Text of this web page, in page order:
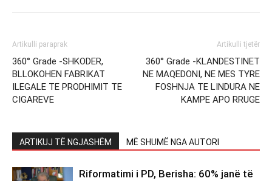
Artikulli paraprak
360° Grade -SHKODER,
BLLOKOHEN FABRIKAT
ILEGALE TE PRODHIMIT TE
CIGAREVE
Artikulli tjetër
360° Grade -KLANDESTINET
NE MAQEDONI, NE MES TYRE
FOSHNJA TE LINDURA NE
KAMPE APO RRUGE
ARTIKUJ TË NGJASHËM MË SHUMË NGA AUTORI
Riformatimi i PD, Berisha: 60% janë të